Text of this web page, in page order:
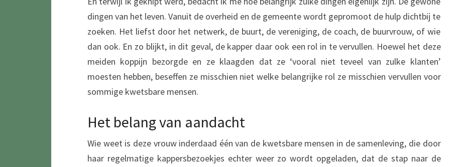
dingen van het leven. Vanuit de overheid en de gemeente wordt gepromoot de hulp dichtbij te
zoeken. Het liefst door het netwerk, de buurt, de vereniging, de coach, de buurvrouw, of wie
dan ook. En zo blijkt, in dit geval, de kapper daar ook een rol in te vervullen. Hoewel het deze
meiden koppijn bezorgde en ze klaagden dat ze ‘vooral niet teveel van zulke klanten’
moesten hebben, beseffen ze misschien niet welke belangrijke rol ze misschien vervullen voor
sommige kwetsbare mensen.
Het belang van aandacht
Wie weet is deze vrouw inderdaad één van de kwetsbare mensen in de samenleving, die door
haar regelmatige kappersbezoekjes echter weer zo wordt opgeladen, dat de stap naar de